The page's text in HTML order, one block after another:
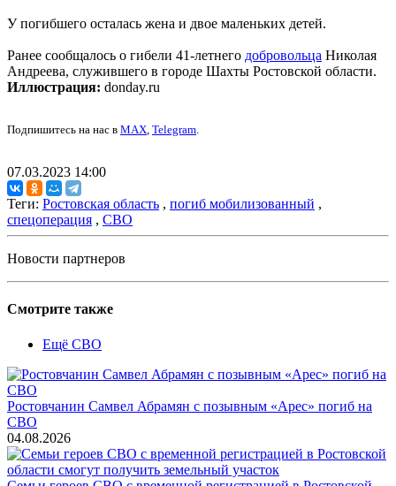
У погибшего осталась жена и двое маленьких детей.
Ранее сообщалось о гибели 41-летнего добровольца Николая
Андреева, служившего в городе Шахты Ростовской области.
Иллюстрация: donday.ru
Подпишитесь на нас в MAX, Telegram.
07.03.2023 14:00
Теги: Ростовская область , погиб мобилизованный ,
спецоперация , СВО
Новости партнеров
Смотрите также
Ещё СВО
Ростовчанин Самвел Абрамян с позывным «Арес» погиб на
СВО
04.08.2026